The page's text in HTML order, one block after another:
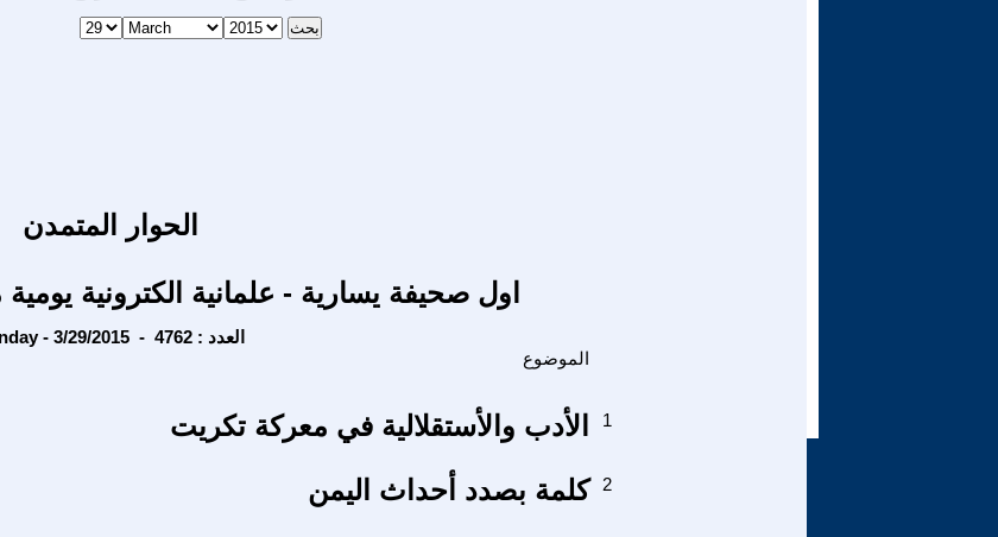
الحوار المتمدن
اول صحيفة يسارية - علمانية الكترونية
Sunday - 3/29/2015 - العدد : 4762
الموضوع
الأدب والأستقلالية في معركة تكريت 1
كلمة بصدد أحداث اليمن 2